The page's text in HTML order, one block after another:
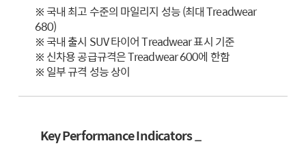
※ 국내 최고 수준의 마일리지 성능 (최대 Treadwear
680)
※ 국내 출시 SUV 타이어 Treadwear 표시 기준
※ 신차용 공급규격은 Treadwear 600에 한함
※ 일부 규격 성능 상이
Key Performance Indicators _